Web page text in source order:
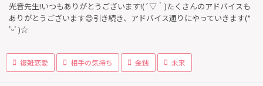
光音先生!いつもありがとうございます!(´▽｀)たくさんのアドバイスも
ありがとうございます😊引き続き、アドバイス通りにやっていきます(*
'ᵕ' )☆
複雑恋愛 相手の気持ち 金銭 未来